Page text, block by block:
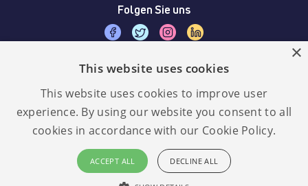
Sprache:
GDPR
konform
Folgen Sie uns
Wir akzeptieren
×
This website uses cookies
This website uses cookies to improve user
experience. By using our website you consent to all
cookies in accordance with our Cookie Policy.
ACCEPT ALL DECLINE ALL